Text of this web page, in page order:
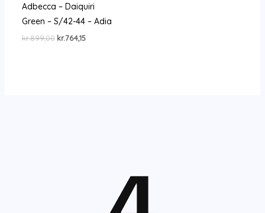
Adbecca – Daiquiri
Green – S/42-44 – Adia
kr.899,00 Den
kr.764,15Den